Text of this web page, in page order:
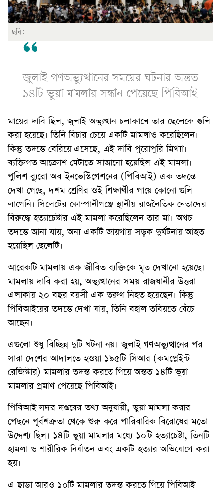
ছবি:
জুলাই গণঅভ্যুত্থানের সময়ের ঘটনার অন্তত
১৪টি ভুয়া মামলার সন্ধান পেয়েছে পিবিআই
মায়ের দাবি ছিল, জুলাই অভ্যুত্থান চলাকালে তার ছেলেকে গুলি
করা হয়েছে। তিনি বিচার চেয়ে একটি মামলাও করেছিলেন।
কিন্তু তদন্তে বেরিয়ে এসেছে, এই দাবি পুরোপুরি মিথ্যা।
ব্যক্তিগত আক্রোশ মেটাতে সাজানো হয়েছিল এই মামলা।
পুলিশ ব্যুরো অব ইনভেস্টিগেশনের (পিবিআই) এক তদন্তে
দেখা গেছে, দশম শ্রেণির ওই শিক্ষার্থীর গায়ে কোনো গুলি
লাগেনি। সিলেটের কোম্পানীগঞ্জে স্থানীয় রাজনৈতিক নেতাদের
বিরুদ্ধে হত্যাচেষ্টার এই মামলা করেছিলেন তার মা। অথচ
তদন্তে জানা যায়, অন্য একটি জায়গায় সড়ক দুর্ঘটনায় আহত
হয়েছিল ছেলেটি।
আরেকটি মামলায় এক জীবিত ব্যক্তিকে মৃত দেখানো হয়েছে।
মামলায় দাবি করা হয়, অভ্যুত্থানের সময় রাজধানীর উত্তরা
এলাকায় ২০ বছর বয়সী এক তরুণ নিহত হয়েছেন। কিন্তু
পিবিআইয়ের তদন্তে দেখা যায়, তিনি বহাল তবিয়তে বেঁচে
আছেন।
এগুলো শুধু বিচ্ছিন্ন দুটি ঘটনা নয়। জুলাই গণঅভ্যুত্থানের পর
সারা দেশের আদালতে হওয়া ১৯৫টি সিআর (কমপ্লেইন্ট
রেজিস্টার) মামলার তদন্ত করতে গিয়ে অন্তত ১৪টি ভুয়া
মামলার প্রমাণ পেয়েছে পিবিআই।
পিবিআই সদর দপ্তরের তথ্য অনুযায়ী, ভুয়া মামলা করার
পেছনে পূর্বশত্রুতা থেকে শুরু করে পারিবারিক বিরোধের মতো
উদ্দেশ্য ছিল। ১৪টি ভুয়া মামলার মধ্যে ১০টি হত্যাচেষ্টা, তিনটি
হামলা ও শারীরিক নির্যাতন এবং একটি হত্যার অভিযোগে করা
হয়।
এ ছাড়া আরও ১০টি মামলার তদন্ত করতে গিয়ে পিবিআই